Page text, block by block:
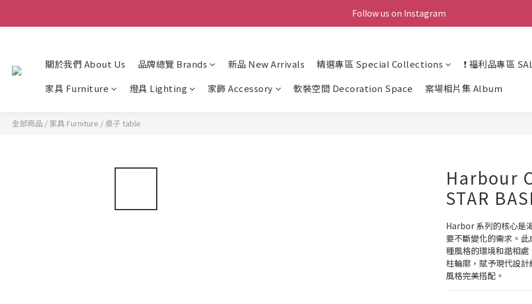
Follow us on Instagram
關於我們 About Us 品牌總覽 Brands 新品 New Arrivals 精選專區 Special Collections
❗ 福利品專區
家具 Furniture
燈具 Lighting 家飾 Accessory 軟裝空間 Decoration Space 案場相片集 Album
全部商品 / 家具 Furniture / 桌子 table
Harbour
STAR
Harbor 系列的核心是
要不斷變化的需求。
種風格的環境和諧相
柱輪廓，賦予現代設
風格完美搭配。